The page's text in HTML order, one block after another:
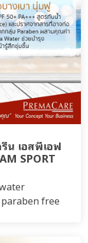
น เอสพีเอฟ
SPORT
free